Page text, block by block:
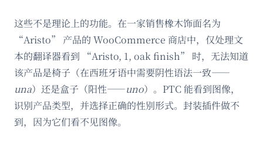
这些不是理论上的功能。在一家销售橡木饰面名为
“Aristo” 产品的 WooCommerce 商店中，仅处理文
本的翻译器看到 “Aristo, 1, oak finish” 时，无法知道
该产品是椅子（在西班牙语中需要阴性语法一致——
una）还是盒子（阳性——uno）。PTC 能看到图像，
识别产品类型，并选择正确的性别形式。封装插件做不
到，因为它们看不见图像。